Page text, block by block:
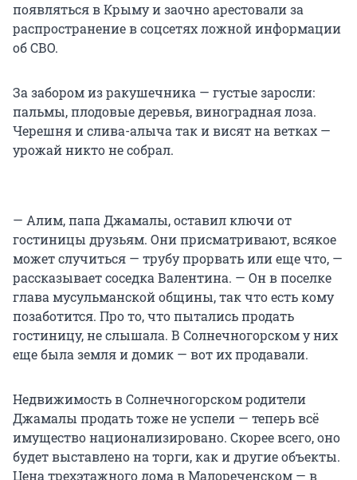
появляться в Крыму и заочно арестовали за
распространение в соцсетях ложной информации
об СВО.
За забором из ракушечника — густые заросли:
пальмы, плодовые деревья, виноградная лоза.
Черешня и слива-алыча так и висят на ветках —
урожай никто не собрал.
— Алим, папа Джамалы, оставил ключи от
гостиницы друзьям. Они присматривают, всякое
может случиться — трубу прорвать или еще что, —
рассказывает соседка Валентина. — Он в поселке
глава мусульманской общины, так что есть кому
позаботится. Про то, что пытались продать
гостиницу, не слышала. В Солнечногорском у них
еще была земля и домик — вот их продавали.
Недвижимость в Солнечногорском родители
Джамалы продать тоже не успели — теперь всё
имущество национализировано. Скорее всего, оно
будет выставлено на торги, как и другие объекты.
Цена трехэтажного дома в Малореченском — в